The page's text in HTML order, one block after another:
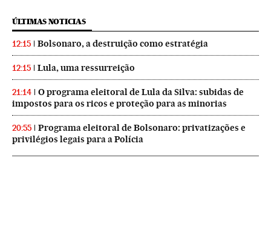
ÚLTIMAS NOTICIAS
12:15 Bolsonaro, a destruição como estratégia
12:15 Lula, uma ressurreição
21:14
O programa eleitoral de Lula da Silva: subidas de
impostos para os ricos e proteção para as minorias
20:55
Programa eleitoral de Bolsonaro: privatizações e
privilégios legais para a Polícia